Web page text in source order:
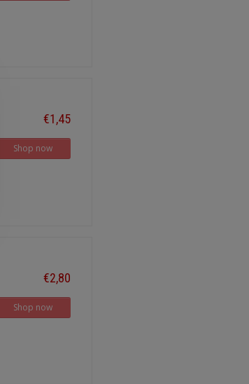
€1,45
Shop now
€2,80
Shop now